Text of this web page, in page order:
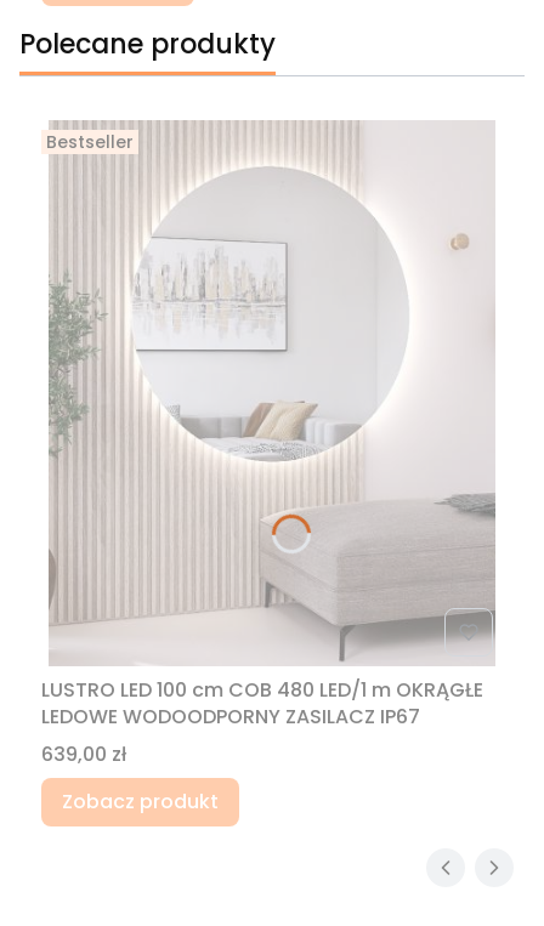
Polecane produkty
Bestseller
LUSTRO LED 100 cm COB 480 LED/1 m OKRĄGŁE
LEDOWE WODOODPORNY ZASILACZ IP67
Cena
639,00 zł
Zobacz produkt